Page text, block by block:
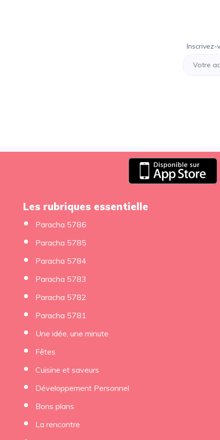
Les rubriques essentielle
Paracha 5786
Paracha 5785
Paracha 5784
Paracha 5783
Paracha 5782
Paracha 5781
Une idée, une minute
Fêtes
Cuisine et saveurs
Développement Personnel
Bons plans
La rencontre